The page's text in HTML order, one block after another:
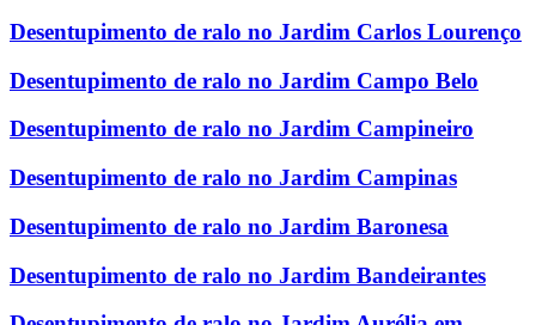
Desentupimento de ralo no Jardim Carlos Lourenço
Desentupimento de ralo no Jardim Campo Belo
Desentupimento de ralo no Jardim Campineiro
Desentupimento de ralo no Jardim Campinas
Desentupimento de ralo no Jardim Baronesa
Desentupimento de ralo no Jardim Bandeirantes